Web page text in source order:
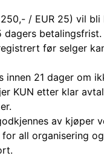
/ EUR 25) vil bli
dagers betalingsfrist.
før selger
innen 21 dager om
KUN etter klar
av kjøper
all organisering